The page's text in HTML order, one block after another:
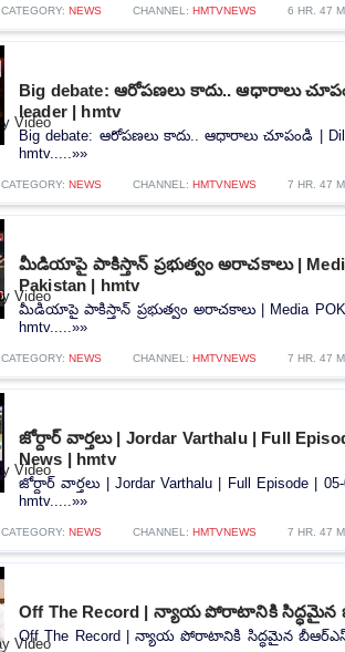
CATEGORY: NEWS CHANNEL: HMTVNEWS 6 HR. 47
Big debate: ఆరోపణలు కాదు.. ఆధారాలు
leader | hmtv
Big debate: ఆరోపణలు కాదు.. ఆధారాలు చూపండి |
hmtv.....»»
CATEGORY: NEWS CHANNEL: HMTVNEWS 7 HR. 47
మీడియాపై పాకిస్తాన్ ప్రభుత్వం అరాచకాలు |
Pakistan | hmtv
మీడియాపై పాకిస్తాన్ ప్రభుత్వం అరాచకాలు | Media POK
hmtv.....»»
CATEGORY: NEWS CHANNEL: HMTVNEWS 7 HR. 47
జోర్దార్ వార్తలు | Jordar Varthalu | Full
News | hmtv
జోర్దార్ వార్తలు | Jordar Varthalu | Full Episode |
hmtv.....»»
CATEGORY: NEWS CHANNEL: HMTVNEWS 7 HR. 47
Off The Record | న్యాయ పోరాటానికి సిద్ధమైన
Off The Record | న్యాయ పోరాటానికి సిద్ధమైన బీఆర్ఎస్